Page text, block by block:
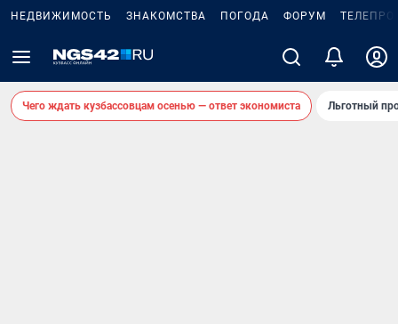
НЕДВИЖИМОСТЬ ЗНАКОМСТВА ПОГОДА ФОРУМ
Чего ждать кузбассовцам осенью — ответ экономиста Льготный